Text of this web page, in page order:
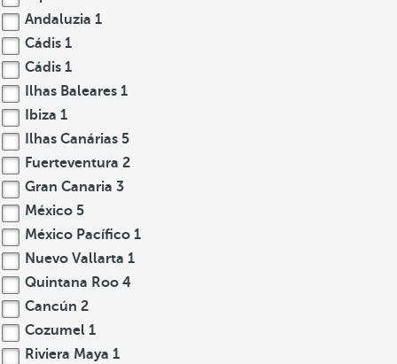
Andaluzia 1
Cádis 1
Cádis 1
Ilhas Baleares 1
Ibiza 1
Ilhas Canárias 5
Fuerteventura 2
Gran Canaria 3
México 5
México Pacífico 1
Nuevo Vallarta 1
Quintana Roo 4
Cancún 2
Cozumel 1
Riviera Maya 1